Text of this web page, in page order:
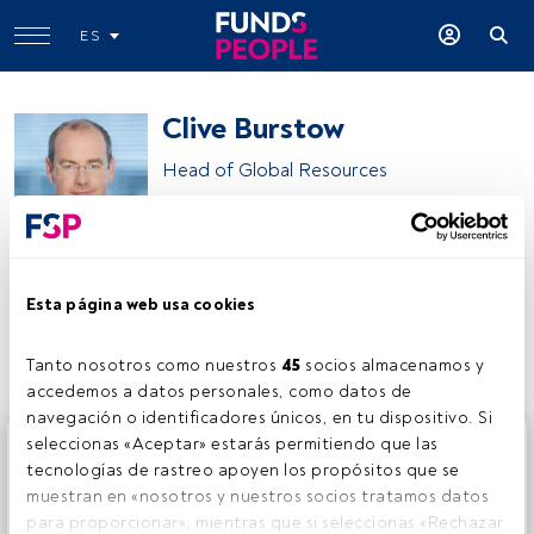
Esta página web usa cookies
Tanto nosotros como nuestros 45 socios almacenamos y
accedemos a datos personales, como datos de
navegación o identificadores únicos, en tu dispositivo. Si
seleccionas «Aceptar» estarás permitiendo que las
tecnologías de rastreo apoyen los propósitos que se
muestran en «nosotros y nuestros socios tratamos datos
para proporcionar», mientras que si seleccionas «Rechazar
ES
Clive Burstow
Head of Global Resources
Compartir:
Este es un artículo exclusivo para los usuarios registrados
de FundsPeople. Si ya estás registrado, accede desde el
botón Login. Si aún no tienes cuenta, te invitamos a
registrarte y disfrutar de todo el universo que ofrece